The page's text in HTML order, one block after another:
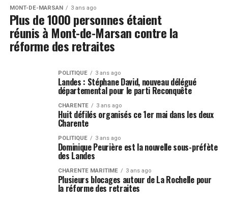
MONT-DE-MARSAN 3 ans ago
Plus de 1000 personnes étaient
réunis à Mont-de-Marsan contre la
réforme des retraites
POLITIQUE 3 ans ago
Landes : Stéphane David, nouveau délégué
départemental pour le parti Reconquête
CHARENTE 3 ans ago
Huit défilés organisés ce 1er mai dans les deux
Charente
POLITIQUE 3 ans ago
Dominique Peurière est la nouvelle sous-préfète
des Landes
CHARENTE MARITIME 3 ans ago
Plusieurs blocages autour de La Rochelle pour
la réforme des retraites